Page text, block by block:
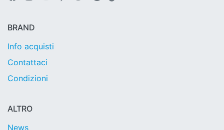
BRAND
Info acquisti
Contattaci
Condizioni
ALTRO
News